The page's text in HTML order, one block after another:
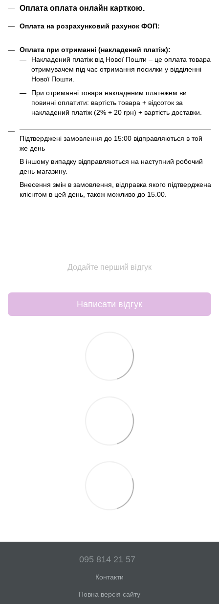
Оплата оплата онлайн карткою.
Оплата на розрахунковий рахунок ФОП:
Оплата при отриманні (накладений платіж):
Накладений платіж від Нової Пошти – це оплата товара
отримувачем під час отримання посилки у відділенні
Нової Пошти.
При отриманні товара накладеним платежем ви
повинні оплатити: вартість товара + відсоток за
накладений платіж (2% + 20 грн) + вартість доставки.
Підтверджені замовлення до 15:00 відправляються в той
же день
В іншому випадку відправляються на наступний робочий
день магазину.
Внесення змін в замовлення, відправка якого підтверджена
клієнтом в цей день, також можливо до 15.00.
Додайте перший відгук
Написати відгук
095 814 21 57
Контакти
Повна версія сайту